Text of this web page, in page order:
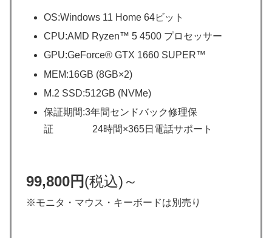
OS:Windows 11 Home 64ビット
CPU:AMD Ryzen™ 5 4500 プロセッサー
GPU:GeForce® GTX 1660 SUPER™
MEM:16GB (8GB×2)
M.2 SSD:512GB (NVMe)
保証期間:3年間センドバック修理保
証 24時間×365日電話サポート
99,800円(税込)～
※モニタ・マウス・キーボードは別売り